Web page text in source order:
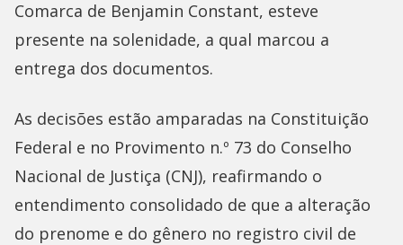
Comarca de Benjamin Constant, esteve
presente na solenidade, a qual marcou a
entrega dos documentos.
As decisões estão amparadas na Constituição
Federal e no Provimento n.º 73 do Conselho
Nacional de Justiça (CNJ), reafirmando o
entendimento consolidado de que a alteração
do prenome e do gênero no registro civil de